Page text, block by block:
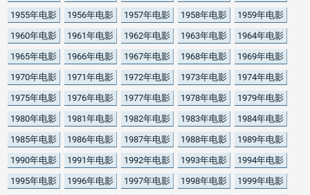
1955年电影
1956年电影 1957年电影 1958年电影
1959年电影
1960年电影
1961年电影 1962年电影 1963年电影
1964年电影
1965年电影
1966年电影 1967年电影 1968年电影
1969年电影
1970年电影
1971年电影 1972年电影 1973年电影
1974年电影
1975年电影
1976年电影 1977年电影 1978年电影
1979年电影
1980年电影
1981年电影 1982年电影 1983年电影
1984年电影
1985年电影
1986年电影 1987年电影 1988年电影
1989年电影
1990年电影
1991年电影 1992年电影 1993年电影
1994年电影
1995年电影
1996年电影 1997年电影 1998年电影
1999年电影